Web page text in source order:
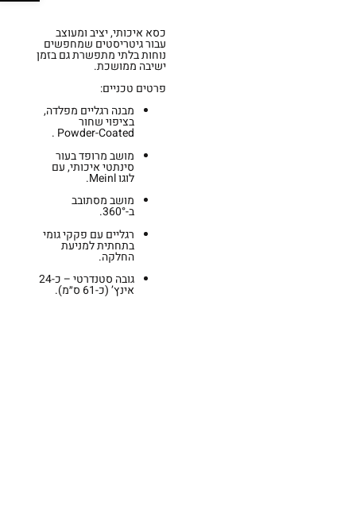
כסא איכותי, יציב ומעוצב
עבור גיטריסטים שמחפשים
נוחות בלתי מתפשרת גם בזמן
ישיבה ממושכת.
פרטים טכניים:
מבנה רגליים מפלדה,
בציפוי שחור
Powder-Coated .
מושב מרופד בעור
סינתטי איכותי, עם
לוגו Meinl.
מושב מסתובב
ב-360°.
רגליים עם פקקי גומי
בתחתית למניעת
החלקה.
גובה סטנדרטי – כ-24
אינץ’ (כ-61 ס״מ).